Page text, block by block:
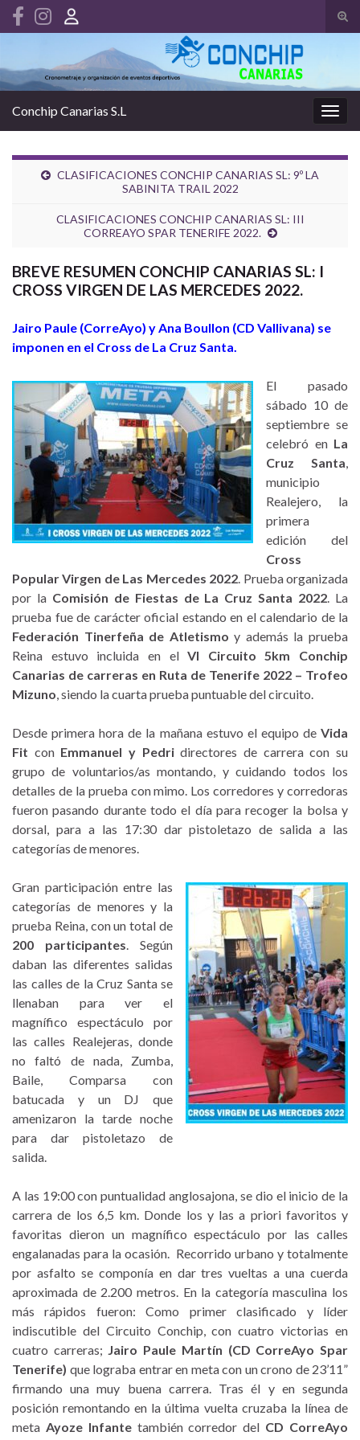
el
Search for:
la
Conchip Canarias S.L
CLASIFICACIONES CONCHIP CANARIAS SL: 9º LA
SABINITA TRAIL 2022
CLASIFICACIONES CONCHIP CANARIAS SL: III
CORREAYO SPAR TENERIFE 2022.
BREVE RESUMEN CONCHIP CANARIAS SL: I
CROSS VIRGEN DE LAS MERCEDES 2022.
Jairo Paule (CorreAyo) y Ana Boullon (CD Vallivana) se
imponen en el Cross de La Cruz Santa.
El pasado
sábado 10 de
septiembre se
celebró en La
Cruz Santa,
municipio
Realejero, la
primera
edición del
Cross
Popular Virgen de Las Mercedes 2022. Prueba organizada
por la Comisión de Fiestas de La Cruz Santa 2022. La
prueba fue de carácter oficial estando en el calendario de la
Federación Tinerfeña de Atletismo y además la prueba
Reina estuvo incluida en elVI Circuito 5km Conchip
Canarias de carreras en Ruta de Tenerife 2022 – Trofeo
Mizuno, siendo la cuarta prueba puntuable del circuito.
Desde primera hora de la mañana estuvo el equipo de Vida
Fit con Emmanuel y Pedridirectores de carrera con su
grupo de voluntarios/as montando, y cuidando todos los
detalles de la prueba con mimo. Los corredores y corredoras
fueron pasando durante todo el día para recoger la bolsa y
dorsal, para a las 17:30 dar pistoletazo de salida a las
categorías de menores.
Gran participación entre las
categorías de menores y la
prueba Reina, con un total de
200 participantes. Según
daban las diferentes salidas
las calles de la Cruz Santa se
llenaban para ver el
magnífico espectáculo por
las calles Realejeras, donde
no faltó de nada, Zumba,
Baile, Comparsa con
batucada y un DJ que
amenizaron la tarde noche
para dar pistoletazo de
salida.
A las 19:00 con puntualidad anglosajona, se dio el inicio de la
carrera de los 6,5 km. Donde los y las a priori favoritos y
favoritas dieron un magnífico espectáculo por las calles
engalanadas para la ocasión. Recorrido urbano y totalmente
por asfalto se componía en dar tres vueltas a una cuerda
aproximada de 2.200 metros. En la categoría masculina los
más rápidos fueron: Como primer clasificado y líder
indiscutible del Circuito Conchip, con cuatro victorias en
cuatro carreras; Jairo Paule Martín (CD CorreAyo Spar
Tenerife) que lograba entrar en meta con un crono de 23’11”
firmando una muy buena carrera. Tras él y en segunda
posición remontando en la última vuelta cruzaba la línea de
meta Ayoze Infantetambién corredor del CD CorreAyo